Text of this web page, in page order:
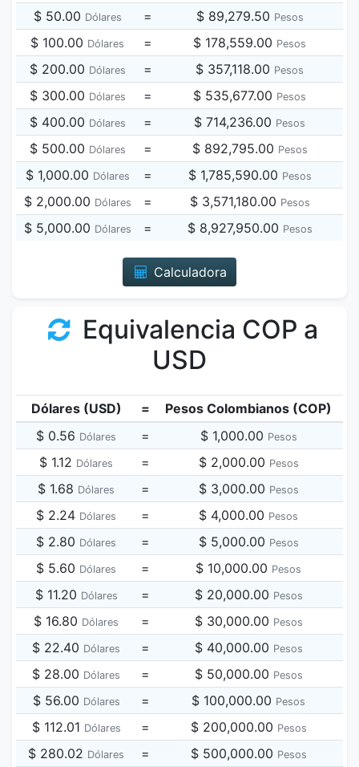
$ 50.00 Dólares = $ 89,279.50 Pesos
$ 100.00 Dólares = $ 178,559.00 Pesos
$ 200.00 Dólares = $ 357,118.00 Pesos
$ 300.00 Dólares = $ 535,677.00 Pesos
$ 400.00 Dólares = $ 714,236.00 Pesos
$ 500.00 Dólares = $ 892,795.00 Pesos
$ 1,000.00 Dólares = $ 1,785,590.00 Pesos
$ 2,000.00 Dólares = $ 3,571,180.00 Pesos
$ 5,000.00 Dólares = $ 8,927,950.00 Pesos
Calculadora
Equivalencia COP a
USD
Dólares (USD) =
Pesos Colombianos (COP)
$ 0.56 Dólares = $ 1,000.00 Pesos
$ 1.12 Dólares = $ 2,000.00 Pesos
$ 1.68 Dólares = $ 3,000.00 Pesos
$ 2.24 Dólares = $ 4,000.00 Pesos
$ 2.80 Dólares = $ 5,000.00 Pesos
$ 5.60 Dólares = $ 10,000.00 Pesos
$ 11.20 Dólares = $ 20,000.00 Pesos
$ 16.80 Dólares = $ 30,000.00 Pesos
$ 22.40 Dólares = $ 40,000.00 Pesos
$ 28.00 Dólares = $ 50,000.00 Pesos
$ 56.00 Dólares = $ 100,000.00 Pesos
$ 112.01 Dólares = $ 200,000.00 Pesos
$ 280.02 Dólares = $ 500,000.00 Pesos